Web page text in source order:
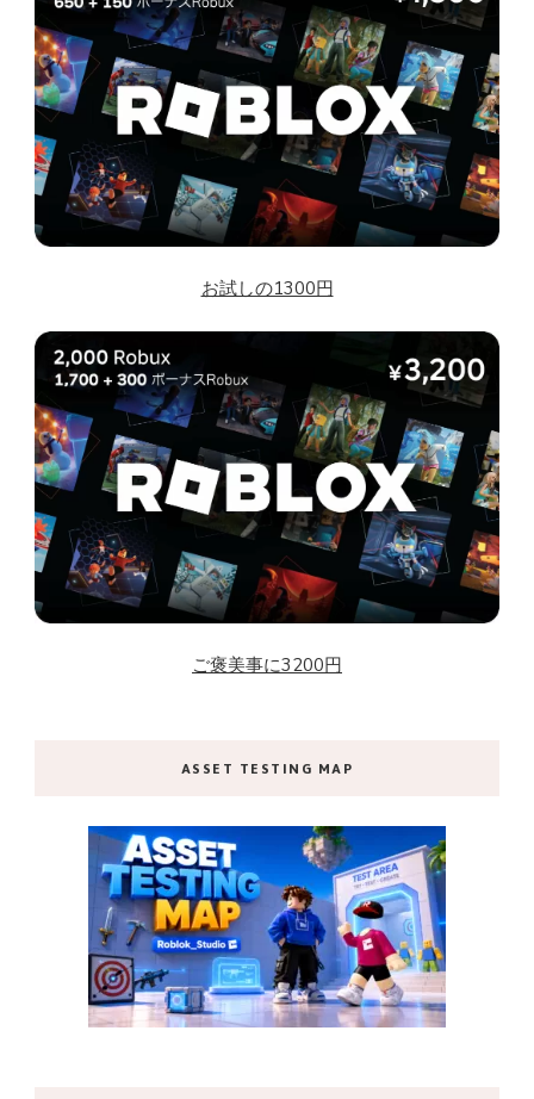
お試しの1300円
ご褒美事に3200円
ASSET TESTING MAP